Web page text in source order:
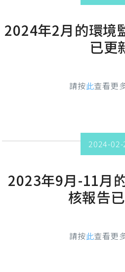
2024年2月的環境
已更
請按此查看更
2024-02-
2023年9月-11月
核報告
請按此查看更